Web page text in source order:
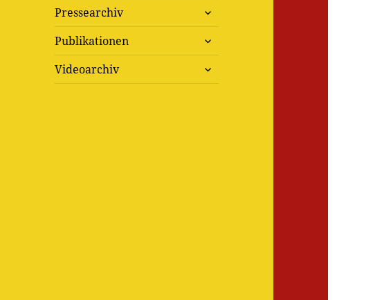
Pressearchiv
untermenü
öffnen
Publikationen
untermenü
öffnen
Videoarchiv
untermenü
öffnen